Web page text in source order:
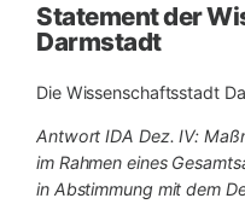
Statement der
Darmstadt
Die Wissenschaftsstadt
Antwort IDA Dez. IV:
im Rahmen eines
in Abstimmung mit dem